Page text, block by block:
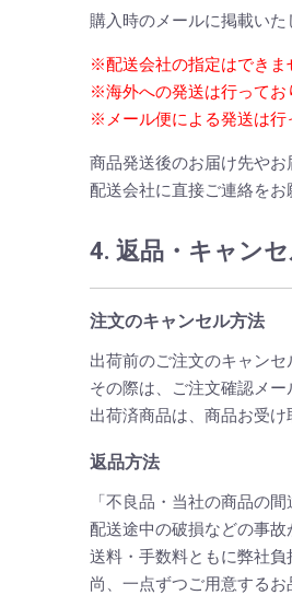
購入時のメールに掲載いた
※配送会社の指定はできま
※海外への発送は行ってお
※メール便による発送は行
商品発送後のお届け先や
配送会社に直接ご連絡をお
4. 返品・キャン
注文のキャンセル方法
出荷前のご注文のキャン
その際は、ご注文確認メ
出荷済商品は、商品お受
返品方法
「不良品・当社の商品の
配送途中の破損などの事故
送料・手数料ともに弊社負
尚、一点ずつご用意する